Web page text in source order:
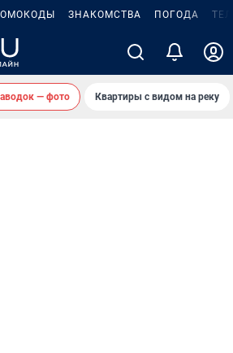
ЗНАКОМСТВА ПОГОДА
— фото Квартиры с видом на реку